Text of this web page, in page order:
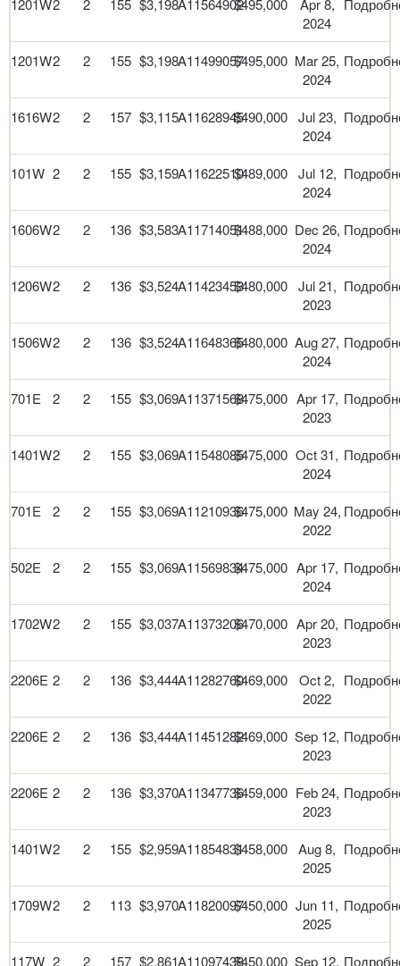
1201W2 2 155 $3,198A11564902$495,000
Apr 8,
2024
1201W2 2 155 $3,198A11499057$495,000 Mar 25,
2024
1616W2 2 157 $3,115A11628945$490,000 Jul 23,
2024
101W 2 2 155 $3,159A11622510$489,000 Jul 12,
2024
1606W2 2 136 $3,583A11714051$488,000 Dec 26,
2024
1206W2 2 136 $3,524A11423453$480,000 Jul 21,
2023
1506W2 2 136 $3,524A11648365$480,000 Aug 27,
2024
701E 2 2 155 $3,069A11371568$475,000 Apr 17,
2023
1401W2 2 155 $3,069A11548085$475,000 Oct 31,
2024
701E 2 2 155 $3,069A11210936$475,000 May 24,
2022
502E 2 2 155 $3,069A11569834$475,000 Apr 17,
2024
1702W2 2 155 $3,037A11373206$470,000 Apr 20,
2023
2206E 2 2 136 $3,444A11282760$469,000
Oct 2,
2022
2206E 2 2 136 $3,444A11451282$469,000 Sep 12,
2023
2206E 2 2 136 $3,370A11347736$459,000 Feb 24,
2023
1401W2 2 155 $2,959A11854831$458,000 Aug 8,
2025
1709W2 2 113 $3,970A11820097$450,000 Jun 11,
2025
117W 2 2 157 $2,861A11097438$450,000 Sep 12,